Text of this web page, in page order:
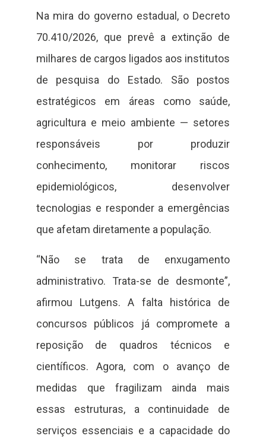
Na mira do governo estadual, o Decreto
70.410/2026, que prevê a extinção de
milhares de cargos ligados aos institutos
de pesquisa do Estado. São postos
estratégicos em áreas como saúde,
agricultura e meio ambiente — setores
responsáveis por produzir
conhecimento, monitorar riscos
epidemiológicos, desenvolver
tecnologias e responder a emergências
que afetam diretamente a população.
“Não se trata de enxugamento
administrativo. Trata-se de desmonte”,
afirmou Lutgens. A falta histórica de
concursos públicos já compromete a
reposição de quadros técnicos e
científicos. Agora, com o avanço de
medidas que fragilizam ainda mais
essas estruturas, a continuidade de
serviços essenciais e a capacidade do